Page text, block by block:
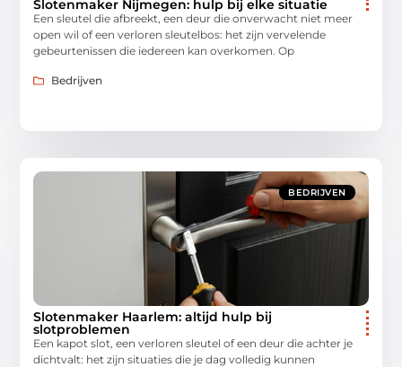
Slotenmaker Nijmegen: hulp bij elke situatie
Een sleutel die afbreekt, een deur die onverwacht niet meer
open wil of een verloren sleutelbos: het zijn vervelende
gebeurtenissen die iedereen kan overkomen. Op
Bedrijven
BEDRIJVEN
Slotenmaker Haarlem: altijd hulp bij
slotproblemen
Een kapot slot, een verloren sleutel of een deur die achter je
dichtvalt: het zijn situaties die je dag volledig kunnen